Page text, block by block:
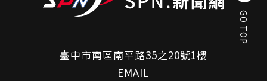
臺中市南區南平路35之20號1樓
EMAIL
GO TOP